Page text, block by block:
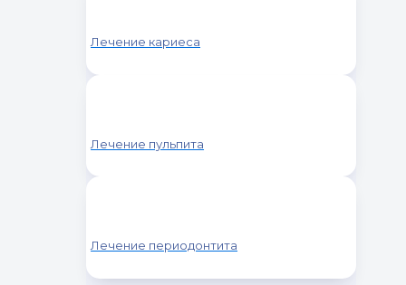
Лечение кариеса
Лечение пульпита
Лечение периодонтита